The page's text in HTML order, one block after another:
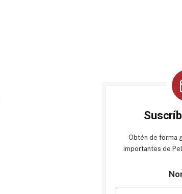
Obtén de forma
importantes de